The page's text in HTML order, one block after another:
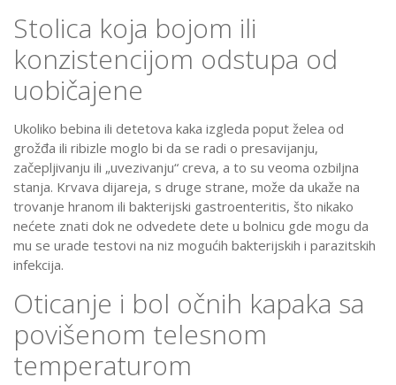
Stolica koja bojom ili
konzistencijom odstupa od
uobičajene
Ukoliko bebina ili detetova kaka izgleda poput želea od
grožđa ili ribizle moglo bi da se radi o presavijanju,
začepljivanju ili „uvezivanju“ creva, a to su veoma ozbiljna
stanja. Krvava dijareja, s druge strane, može da ukaže na
trovanje hranom ili bakterijski gastroenteritis, što nikako
nećete znati dok ne odvedete dete u bolnicu gde mogu da
mu se urade testovi na niz mogućih bakterijskih i parazitskih
infekcija.
Oticanje i bol očnih kapaka sa
povišenom telesnom
temperaturom